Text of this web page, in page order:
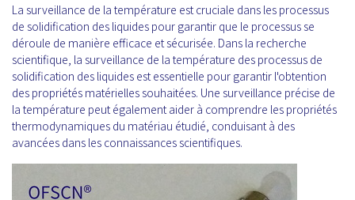
La surveillance de la température est cruciale dans les processus
de solidification des liquides pour garantir que le processus se
déroule de manière efficace et sécurisée. Dans la recherche
scientifique, la surveillance de la température des processus de
solidification des liquides est essentielle pour garantir l'obtention
des propriétés matérielles souhaitées. Une surveillance précise de
la température peut également aider à comprendre les propriétés
thermodynamiques du matériau étudié, conduisant à des
avancées dans les connaissances scientifiques.